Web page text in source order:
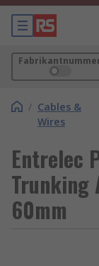
/ Cables &
Wires
Entrelec
Trunking
60mm